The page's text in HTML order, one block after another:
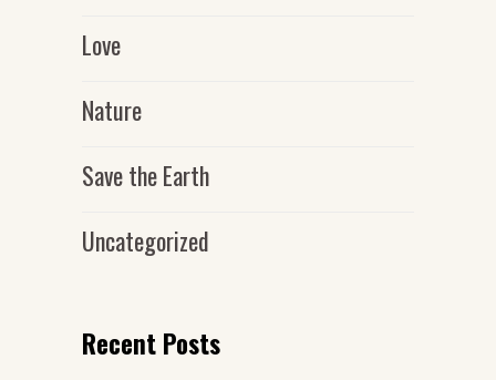
Love
Nature
Save the Earth
Uncategorized
Recent Posts